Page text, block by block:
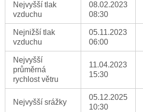
Nejvyšší tlak
vzduchu
08.02.2023
08:30
Nejnižší tlak
vzduchu
05.11.2023
06:00
Nejvyšší
průměrná
rychlost větru
11.04.2023
15:30
Nejvyšší srážky
05.12.2025
10:30